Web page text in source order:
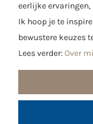
eerlijke
Ik hoop je te
bewustere keuzes
Lees verder:Over